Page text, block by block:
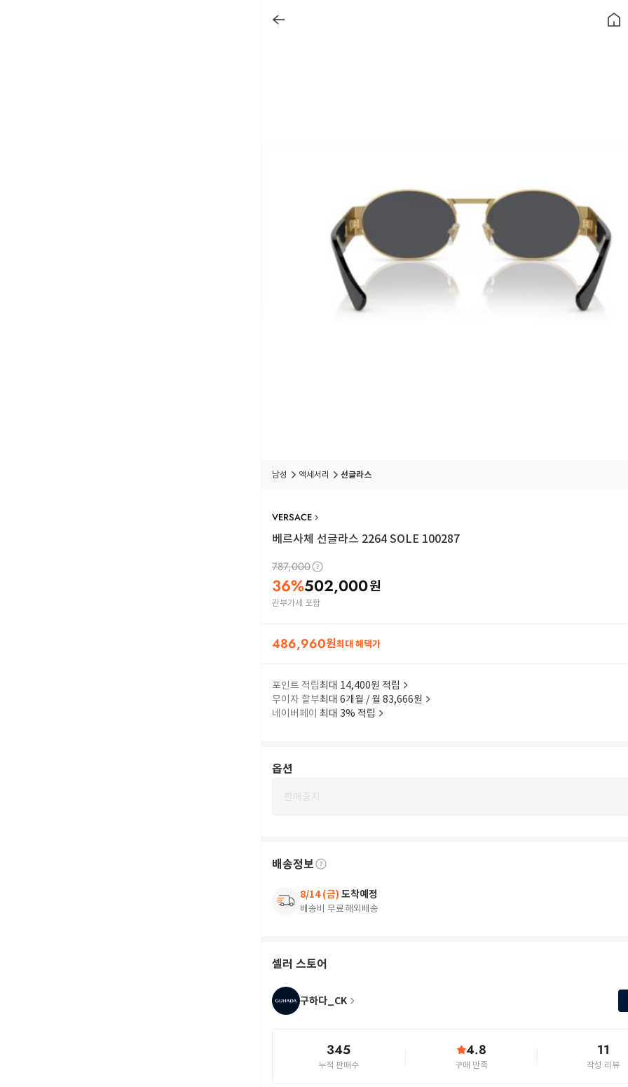
남성 액세서리 선글라스
VERSACE
베르사체 선글라스 2264 SOLE 100287
787,000
36%502,000원
관부가세 포함
486,960원최대 혜택가
포인트 적립최대 14,400원 적립
무이자 할부최대 6개월 / 월 83,666원
네이버페이 최대 3% 적립
옵션
판매중지
배송정보
8/14 (금) 도착예정
배송비 무료해외배송
셀러 스토어
구하다_CK
345
누적 판매수
4.8
구매 만족
11
작성 리뷰